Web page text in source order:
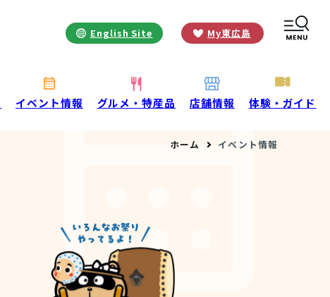
English Site My東広島
イベント情報 グルメ・特産品 店舗情報 体験・ガイド
ホーム イベント情報
お役立ち情報
お知らせ
酒蔵営業時間
観光マップダウンロード
観光に関するお問い合わせ